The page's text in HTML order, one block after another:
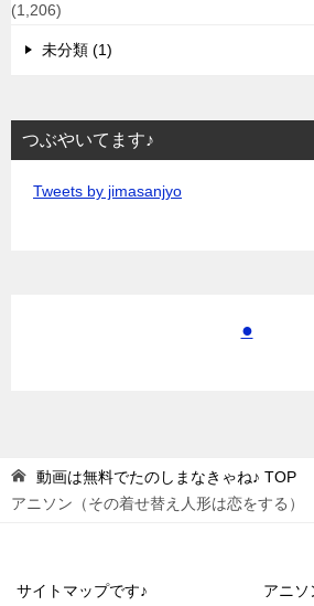
(1,206)
未分類 (1)
つぶやいてます♪
Tweets by jimasanjyo
●
動画は無料でたのしまなきゃね♪ TOP
アニソン（その着せ替え人形は恋をする）
サイトマップです♪ アニソ